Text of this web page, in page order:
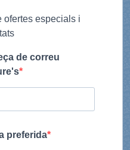
ofertes especials i
de correu
preferida